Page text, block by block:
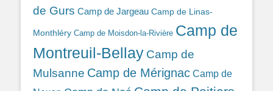
de Gurs Camp de Jargeau Camp de Linas-
Monthléry Camp de Moisdon-la-Rivière Camp de
Montreuil-Bellay Camp de
Mulsanne Camp de Mérignac Camp de